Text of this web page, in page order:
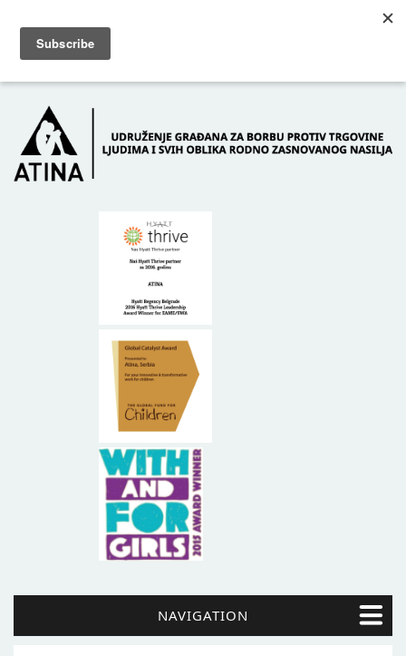
POČETNA O NAMA
NAVIGATION